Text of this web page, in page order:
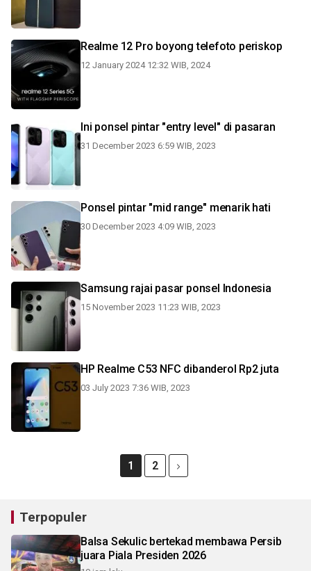
Realme 12 Pro boyong telefoto periskop
12 January 2024 12:32 WIB, 2024
Ini ponsel pintar "entry level" di pasaran
31 December 2023 6:59 WIB, 2023
Ponsel pintar "mid range" menarik hati
30 December 2023 4:09 WIB, 2023
Samsung rajai pasar ponsel Indonesia
15 November 2023 11:23 WIB, 2023
HP Realme C53 NFC dibanderol Rp2 juta
03 July 2023 7:36 WIB, 2023
1 2
Terpopuler
Balsa Sekulic bertekad membawa Persib
juara Piala Presiden 2026